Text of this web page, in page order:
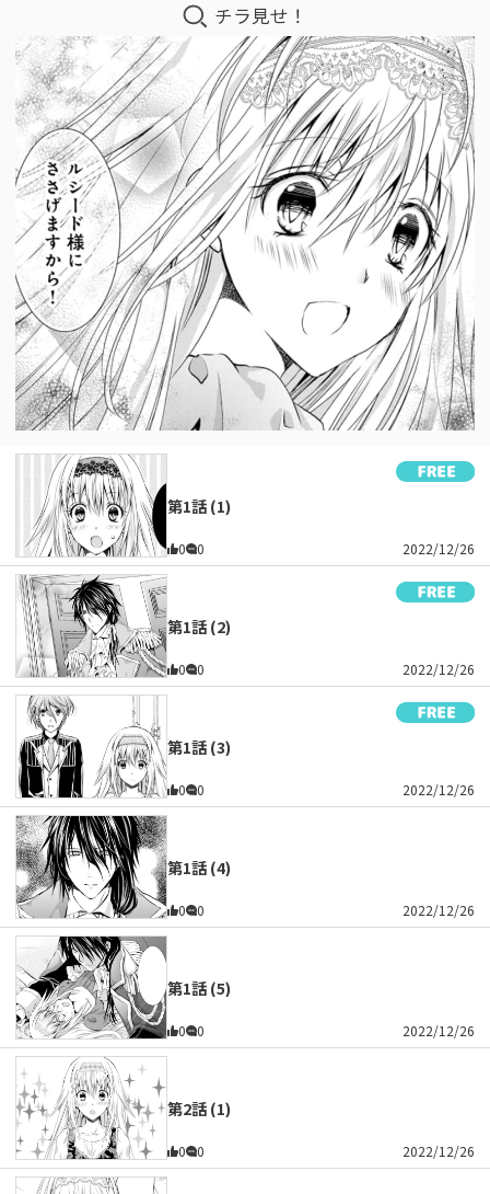
チラ見せ！
第1話 (1)
0 0 2022/12/26
第1話 (2)
0 0 2022/12/26
第1話 (3)
0 0 2022/12/26
第1話 (4)
0 0 2022/12/26
第1話 (5)
0 0 2022/12/26
第2話 (1)
0 0 2022/12/26